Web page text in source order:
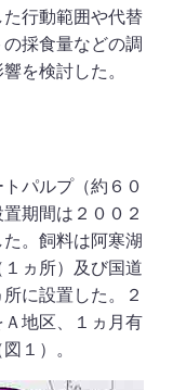
行動範囲や代替
採食量などの調
を検討した。
パルプ（約６０
期間は２００２
。飼料は阿寒湖
ヵ所）及び国道
に設置した。２
地区、１ヵ月有
１）。